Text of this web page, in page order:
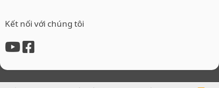
Kết nối với chúng tôi